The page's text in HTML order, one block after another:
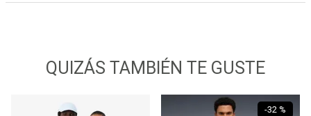
QUIZÁS TAMBIÉN TE GUSTE
-32 %